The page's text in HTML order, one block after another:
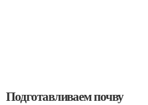
Подготавливаем почву